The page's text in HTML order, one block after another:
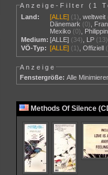
Anzeige-Filter ( 1
Land:
[ALLE] (1) ,weltweit
Dänemark (0)
Mexiko (0)
Medium: [ALLE] (34) LP (13)
VÖ-Typ: [ALLE] (1) ,Offiziell
Anzeige
Fenstergröße: Alle
Methods Of Silence